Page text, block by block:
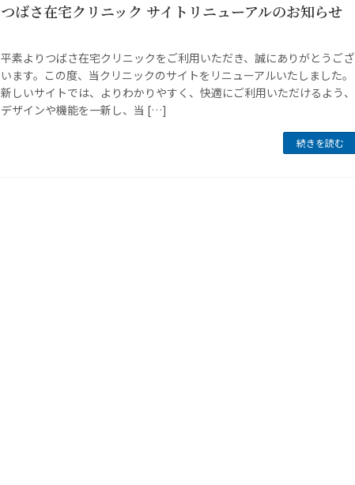
つばさ在宅クリニック サイトリニューアルのお知らせ
平素よりつばさ在宅クリニックをご利用いただき、誠にありがとうござ
います。この度、当クリニックのサイトをリニューアルいたしました。
新しいサイトでは、よりわかりやすく、快適にご利用いただけるよう、
デザインや機能を一新し、当 […]
続きを読む